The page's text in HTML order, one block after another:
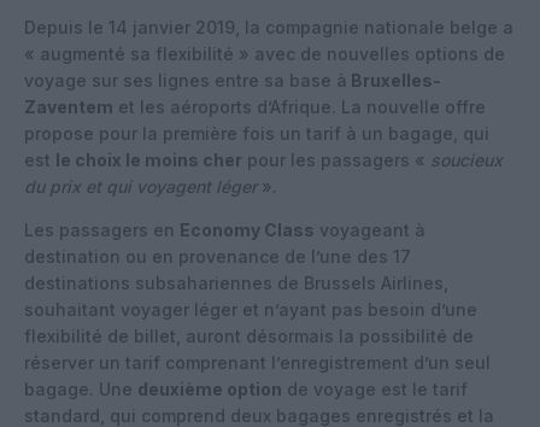
Depuis le 14 janvier 2019, la compagnie nationale belge a
« augmenté sa flexibilité » avec de nouvelles options de
voyage sur ses lignes entre sa base à Bruxelles-
Zaventem et les aéroports d’Afrique. La nouvelle offre
propose pour la première fois un tarif à un bagage, qui
est le choix le moins cher pour les passagers « soucieux
du prix et qui voyagent léger».
Les passagers en Economy Class voyageant à
destination ou en provenance de l’une des 17
destinations subsahariennes de Brussels Airlines,
souhaitant voyager léger et n’ayant pas besoin d’une
flexibilité de billet, auront désormais la possibilité de
réserver un tarif comprenant l’enregistrement d’un seul
bagage. Une deuxième option de voyage est le tarif
standard, qui comprend deux bagages enregistrés et la